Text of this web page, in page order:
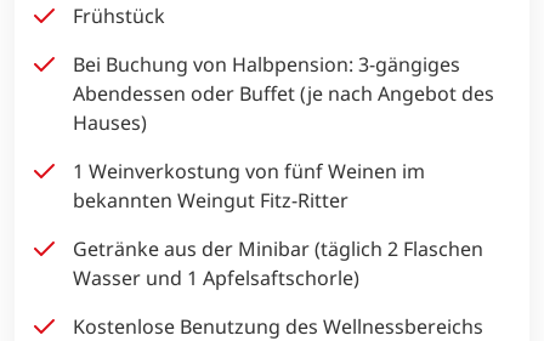
Frühstück
Bei Buchung von Halbpension: 3-gängiges
Abendessen oder Buffet (je nach Angebot des
Hauses)
1 Weinverkostung von fünf Weinen im
bekannten Weingut Fitz-Ritter
Getränke aus der Minibar (täglich 2 Flaschen
Wasser und 1 Apfelsaftschorle)
Kostenlose Benutzung des Wellnessbereichs